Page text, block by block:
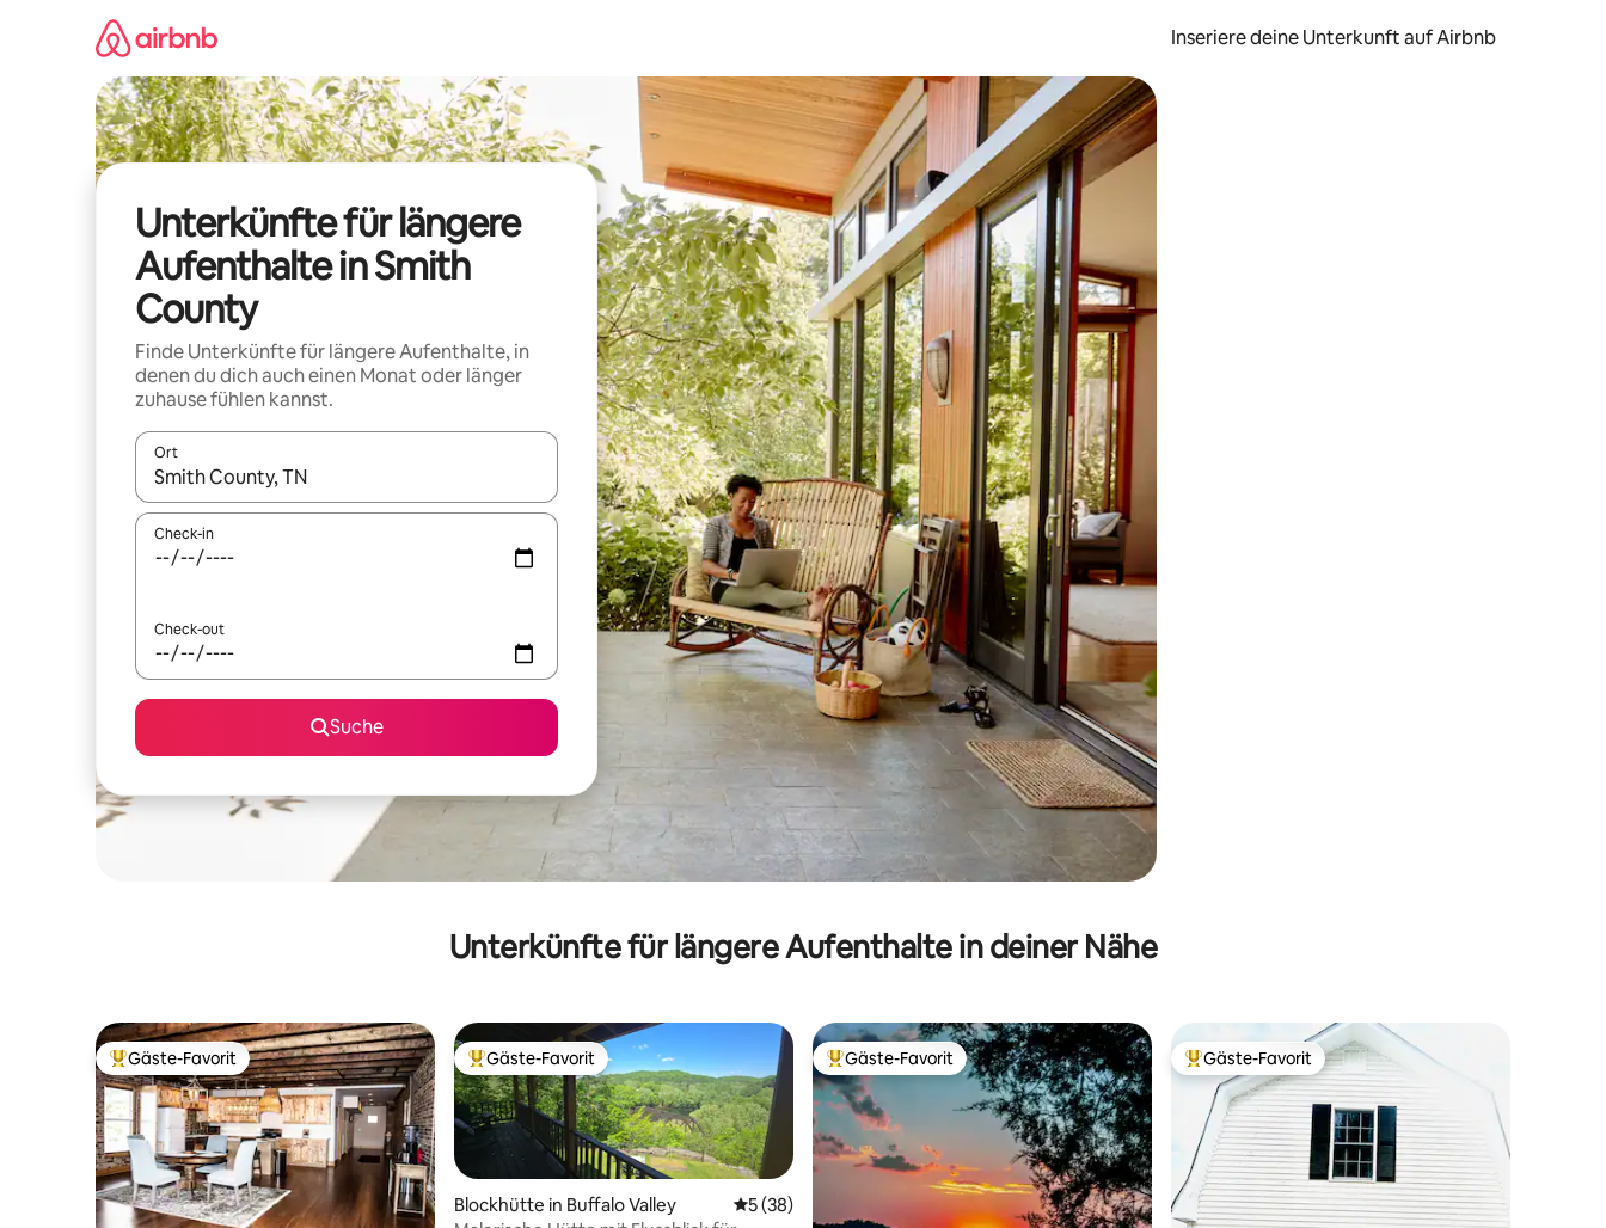
Inseriere deine Unterkunft auf Airbnb
Unterkünfte für längere
Aufenthalte in Smith
County
Finde Unterkünfte für längere Aufenthalte, in
denen du dich auch einen Monat oder länger
zuhause fühlen kannst.
Ort
Wenn Ergebnisse verfügbar sind, navigiere mit den Pfeiltasten nach oben und unten oder erkunde die Ergebnisse durch Berühren oder Wischgesten.
Check-in
Check-out
Suche
Unterkünfte für längere Aufenthalte in deiner Nähe
Beliebter Gäste-Favorit.
Gäste-Favorit Beliebter Gäste-Favorit.
Gäste-Favorit
Blockhütte in Buffalo Valley Durchschnittliche Bewertung: 5 von 5, 38 Bewertungen
5 (38)
Beliebter Gäste-Favorit.
Gäste-Favorit Beliebter Gäste-Favorit.
Gäste-Favorit